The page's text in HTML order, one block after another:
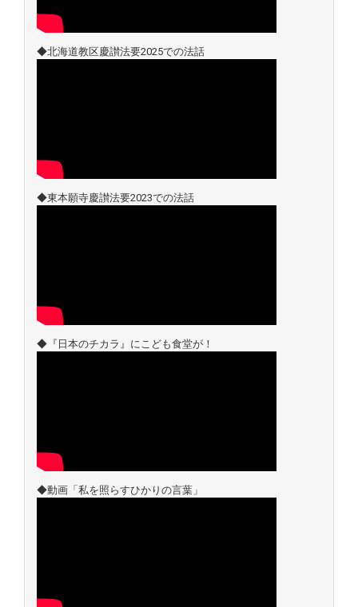
◆北海道教区慶讃法要2025での法話
◆東本願寺慶讃法要2023での法話
◆『日本のチカラ』にこども食堂が！
◆動画「私を照らすひかりの言葉」